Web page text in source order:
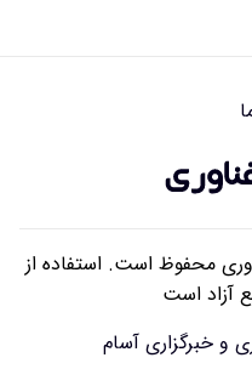
محفوظ است. استفاده از
آزاد است
خبرگزاری آسام